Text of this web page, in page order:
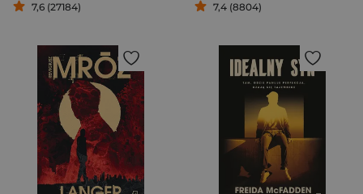
7,6 (27184) 7,4 (8804)